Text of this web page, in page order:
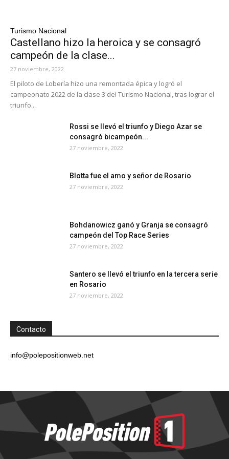
Turismo Nacional
Castellano hizo la heroica y se consagró
campeón de la clase...
27 noviembre, 2022
El piloto de Lobería hizo una remontada épica y logró el
campeonato 2022 de la clase 3 del Turismo Nacional, tras lograr el
triunfo...
Rossi se llevó el triunfo y Diego Azar se
consagró bicampeón...
27 noviembre, 2022
Blotta fue el amo y señor de Rosario
27 noviembre, 2022
Bohdanowicz ganó y Granja se consagró
campeón del Top Race Series
27 noviembre, 2022
Santero se llevó el triunfo en la tercera serie
en Rosario
27 noviembre, 2022
Contacto
info@polepositionweb.net